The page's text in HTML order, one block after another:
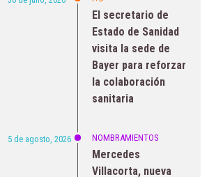
El secretario de
Estado de Sanidad
visita la sede de
Bayer para reforzar
la colaboración
sanitaria
5 de agosto, 2026 NOMBRAMIENTOS
Mercedes
Villacorta, nueva